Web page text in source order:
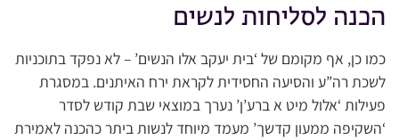
הכנה לסליחות לנשים
כמו כן, אף מקומם של ‘בית יעקב אלו הנשים’ – לא נפקד בתוכניות
לשכת רה”ע והסיעה החסידית לקראת ירח האיתנים. במסגרת
פעילות ‘אלול מיט א ברע’ן’ נערך במוצאי שבת קודש לסדר
‘השקיפה ממעון קדשך’ מעמד מיוחד לנשות ביתר כהכנה לאמירת